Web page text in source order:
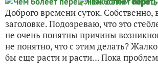
Доброго времени суток. Собственно,
заголовке. Подозреваю, что это
не очень понятны причины
не понятно, что с этим делать?
бы еще расти и расти… Пока